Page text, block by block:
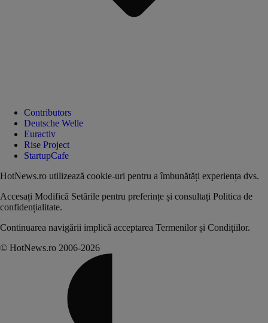
Contributors
Deutsche Welle
Euractiv
Rise Project
StartupCafe
HotNews.ro utilizează cookie-uri pentru a îmbunătăți experiența dvs.
Accesați Modifică Setările pentru preferințe și consultați Politica de
confidențialitate.
Continuarea navigării implică acceptarea Termenilor și Condițiilor.
© HotNews.ro 2006-2026